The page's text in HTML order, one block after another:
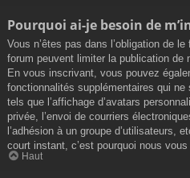
Pourquoi ai-je besoin de
Vous n’êtes pas dans l’obligation de
forum peuvent limiter la publication de
En vous inscrivant, vous pouvez
fonctionnalités supplémentaires qui
tels que l’affichage d’avatars
privée, l’envoi de courriers
l’adhésion à un groupe d’utilisateurs,
court instant, c’est pourquoi nous
Haut